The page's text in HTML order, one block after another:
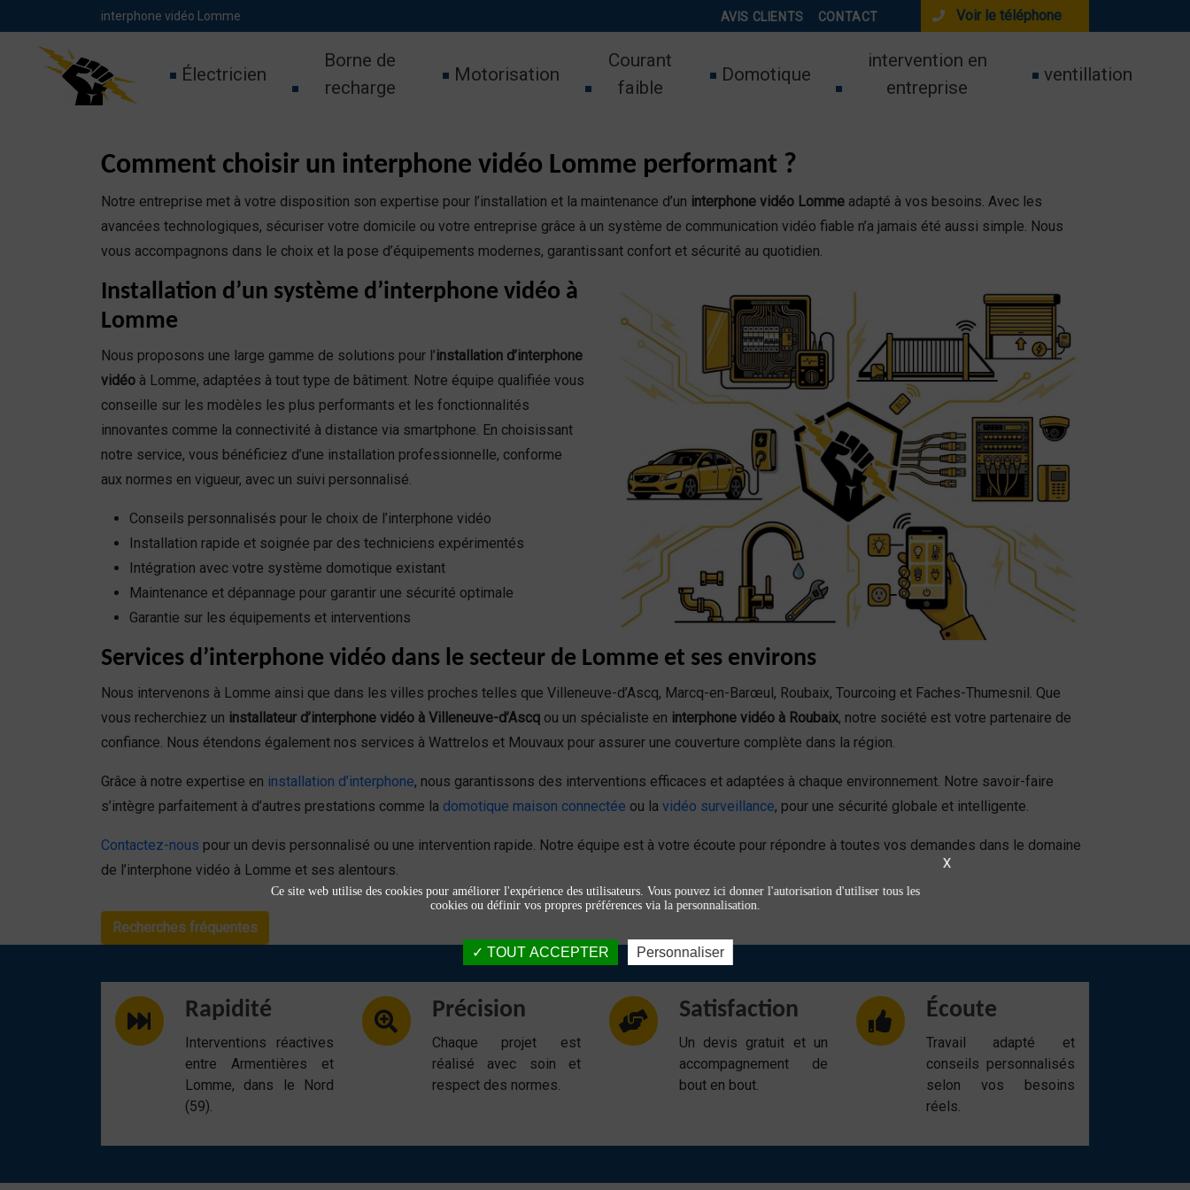
interphone vidéo Lomme AVIS CLIENTS CONTACT Voir le téléphone
Électricien
Borne de
recharge
Motorisation
Courant
faible
Domotique
intervention en
entreprise
ventillation
Comment choisir un interphone vidéo Lomme performant ?
Notre entreprise met à votre disposition son expertise pour l’installation et la maintenance d’un interphone vidéo Lomme adapté à vos besoins. Avec les
avancées technologiques, sécuriser votre domicile ou votre entreprise grâce à un système de communication vidéo fiable n’a jamais été aussi simple. Nous
vous accompagnons dans le choix et la pose d’équipements modernes, garantissant confort et sécurité au quotidien.
Installation d’un système d’interphone vidéo à
Lomme
Nous proposons une large gamme de solutions pour l’installation d’interphone
vidéo à Lomme, adaptées à tout type de bâtiment. Notre équipe qualifiée vous
conseille sur les modèles les plus performants et les fonctionnalités
innovantes comme la connectivité à distance via smartphone. En choisissant
notre service, vous bénéficiez d’une installation professionnelle, conforme
aux normes en vigueur, avec un suivi personnalisé.
Conseils personnalisés pour le choix de l’interphone vidéo
Installation rapide et soignée par des techniciens expérimentés
Intégration avec votre système domotique existant
Maintenance et dépannage pour garantir une sécurité optimale
Garantie sur les équipements et interventions
Services d’interphone vidéo dans le secteur de Lomme et ses environs
Nous intervenons à Lomme ainsi que dans les villes proches telles que Villeneuve-d’Ascq, Marcq-en-Barœul, Roubaix, Tourcoing et Faches-Thumesnil. Que
vous recherchiez un installateur d’interphone vidéo à Villeneuve-d’Ascq ou un spécialiste en interphone vidéo à Roubaix, notre société est votre partenaire de
confiance. Nous étendons également nos services à Wattrelos et Mouvaux pour assurer une couverture complète dans la région.
Grâce à notre expertise en installation d’interphone, nous garantissons des interventions efficaces et adaptées à chaque environnement. Notre savoir-faire
s’intègre parfaitement à d’autres prestations comme la domotique maison connectée ou la vidéo surveillance, pour une sécurité globale et intelligente.
Contactez-nous pour un devis personnalisé ou une intervention rapide. Notre équipe est à votre écoute pour répondre à toutes vos demandes dans le domaine
de l’interphone vidéo à Lomme et ses alentours.
Recherches fréquentes
Rapidité
Interventions réactives
entre Armentières et
Lomme, dans le Nord
(59).
Précision
Chaque projet est
réalisé avec soin et
respect des normes.
Satisfaction
Un devis gratuit et un
accompagnement de
bout en bout.
Écoute
Travail adapté et
conseils personnalisés
selon vos besoins
réels.
Panneau de gestion des cookies
X
Ce site web utilise des cookies pour améliorer l'expérience des utilisateurs. Vous pouvez ici donner l'autorisation d'utiliser tous les
cookies ou définir vos propres préférences via la personnalisation.
TOUT ACCEPTER Personnaliser